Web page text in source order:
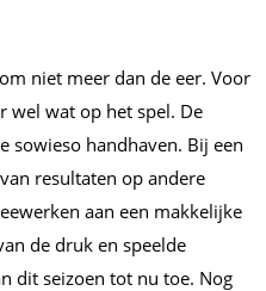
niet meer dan de eer. Voor
wel wat op het spel. De
sowieso handhaven. Bij een
resultaten op andere
aan een makkelijke
de druk en speelde
dit seizoen tot nu toe. Nog